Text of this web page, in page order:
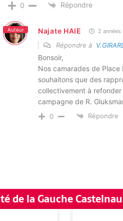
0 Répondre
Auteur Najate HAIE 2 années
Répondre à
Bonsoir,
Nos camarades de
souhaitons que des
collectivement à
campagne de R.
0 Répondre
de la Gauche Castelnau